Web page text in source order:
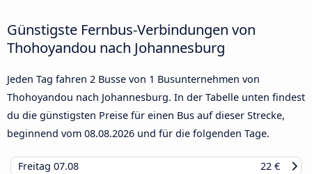
Günstigste Fernbus-Verbindungen von
Thohoyandou nach Johannesburg
Jeden Tag fahren 2 Busse von 1 Busunternehmen von
Thohoyandou nach Johannesburg. In der Tabelle unten findest
du die günstigsten Preise für einen Bus auf dieser Strecke,
beginnend vom 08.08.2026 und für die folgenden Tage.
Freitag 07.08
22 €